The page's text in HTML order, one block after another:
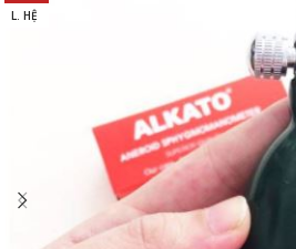
L. HỆ